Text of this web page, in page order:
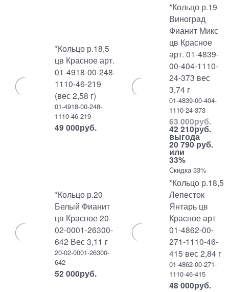
*Кольцо р.18,5
цв Красное арт.
01-4918-00-248-
1110-46-219
(вес 2,58 г)
01-4918-00-248-
1110-46-219
49 000руб.
*Кольцо р.19
Виноград
Фианит Микс
цв Красное
арт. 01-4839-
00-404-1110-
24-373 вес
3,74 г
01-4839-00-404-
1110-24-373
63 000руб.
42 210руб.
выгода
20 790 руб.
или
33%
Скидка 33%
*Кольцо р.20
Белый Фианит
цв Красное 20-
02-0001-26300-
642 Вес 3,11 г
20-02-0001-26300-
642
52 000руб.
*Кольцо р.18,5
Лепесток
Янтарь цв
Красное арт
01-4862-00-
271-1110-46-
415 вес 2,84 г
01-4862-00-271-
1110-46-415
48 000руб.